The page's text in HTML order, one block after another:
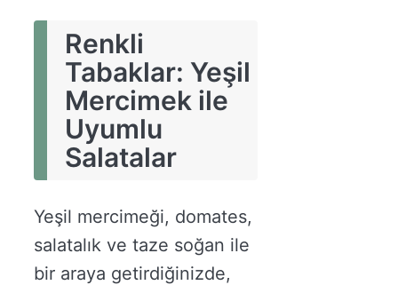
Renkli
Tabaklar: Yeşil
Mercimek ile
Uyumlu
Salatalar
Yeşil mercimeği, domates,
salatalık ve taze soğan ile
bir araya getirdiğinizde,